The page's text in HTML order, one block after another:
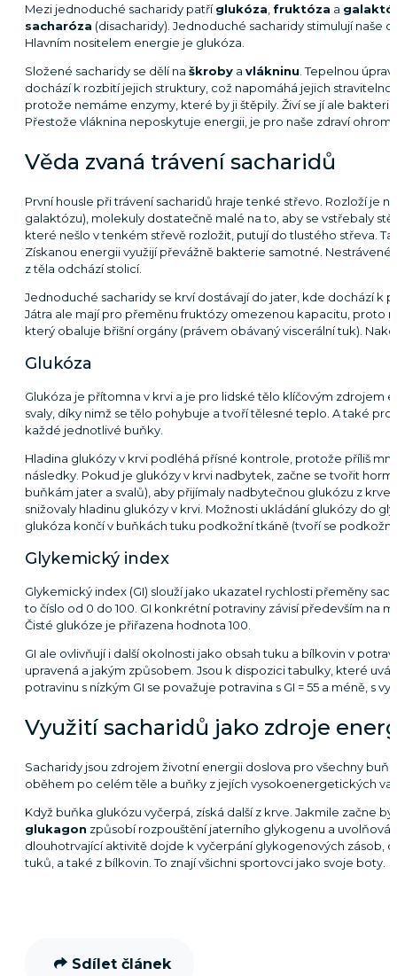
Mezi jednoduché sacharidy patříglukóza fruktóza a
sacharóza (disacharidy). Jednoduché sacharidy stimulují naše
Hlavním nositelem energie je glukóza.
Složené sacharidy se dělí na škroby a vlákninu . Tepelnou
dochází k rozbití jejich struktury, což napomáhá jejich
protože nemáme enzymy, které by ji štěpily. Živí se jí ale
Přestože vláknina neposkytuje energii, je pro naše zdraví
Věda zvaná trávení sacharidů
První housle při trávení sacharidů hraje tenké střevo. Rozloží je
galaktózu), molekuly dostatečně malé na to, aby se vstřebaly
které nešlo v tenkém střevě rozložit, putují do tlustého střeva.
Získanou energii využijí převážně bakterie samotné.
z těla odchází stolicí.
Jednoduché sacharidy se krví dostávají do jater, kde dochází k
Játra ale mají pro přeměnu fruktózy omezenou kapacitu, proto
který obaluje břišní orgány (právem obávaný viscerální tuk).
Glukóza
Glukóza je přítomna v krvi a je pro lidské tělo klíčovým zdrojem
svaly, díky nimž se tělo pohybuje a tvoří tělesné teplo. A také
každé jednotlivé buňky.
Hladina glukózy v krvi podléhá přísné kontrole, protože příliš
následky. Pokud je glukózy v krvi nadbytek, začne se tvořit
buňkám jater a svalů), aby přijímaly nadbytečnou glukózu z
snižovaly hladinu glukózy v krvi. Možnosti ukládání glukózy do
glukóza končí v buňkách tuku podkožní tkáně (tvoří se podkožní
Glykemický index
Glykemický index (GI) slouží jako ukazatel rychlosti přeměny
to číslo od 0 do 100. GI konkrétní potraviny závisí především na
Čisté glukóze je přiřazena hodnota 100.
GI ale ovlivňují i další okolnosti jako obsah tuku a bílkovin v
upravená a jakým způsobem. Jsou k dispozici tabulky, které
potravinu s nízkým GI se považuje potravina s GI = 55 a méně, s
Využití sacharidů jako zdroje
Sacharidy jsou zdrojem životní energii doslova pro všechny
oběhem po celém těle a buňky z jejích vysokoenergetických
Když buňka glukózu vyčerpá, získá další z krve. Jakmile začne
glukagon způsobí rozpouštění jaterního glykogenu a
dlouhotrvající aktivitě dojde k vyčerpání glykogenových zásob,
tuků, a také z bílkovin. To znají všichni sportovci jako svoje boty.
Sdílet článek